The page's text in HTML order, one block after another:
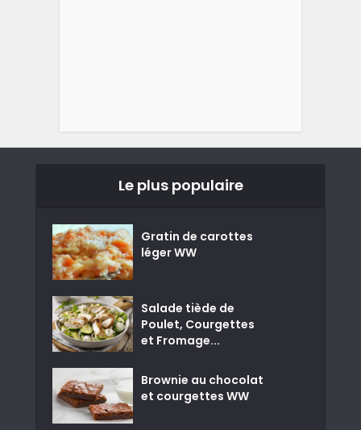
Le plus populaire
Gratin de carottes
léger WW
Salade tiède de
Poulet, Courgettes
et Fromage...
Brownie au chocolat
et courgettes WW